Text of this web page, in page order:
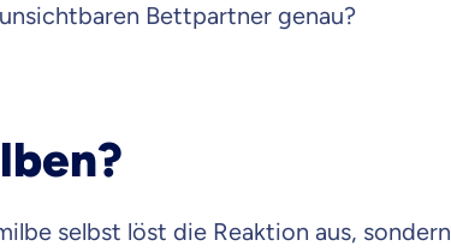
Bettpartner genau?
selbst löst die Reaktion aus, sondern